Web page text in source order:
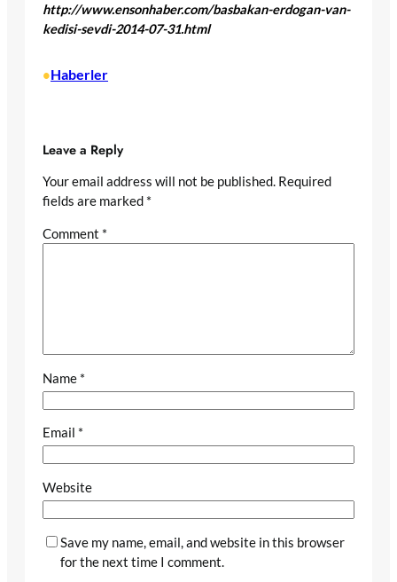
http://www.ensonhaber.com/basbakan-erdogan-van-
kedisi-sevdi-2014-07-31.html
•Haberler
Leave a Reply
Your email address will not be published. Required
fields are marked *
Comment *
Name *
Email *
Website
Save my name, email, and website in this browser
for the next time I comment.